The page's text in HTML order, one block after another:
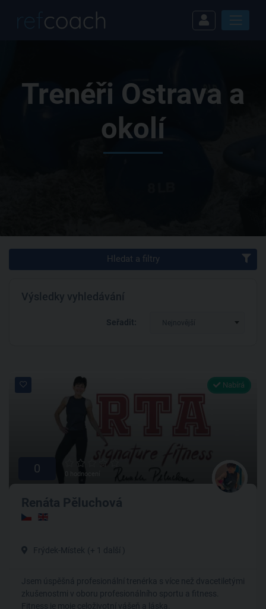
Trenéři Ostrava a
okolí
Hledat a filtry
Výsledky vyhledávání
Seřadit: Nejnovější
Nabírá
0 0 hodnocení
Renáta Pěluchová
Frýdek-Místek (+ 1 další )
Jsem úspěšná profesionální trenérka s více než dvacetiletými
zkušenostmi v oboru profesionálního sportu a fitness.
Fitness je moje celoživotní vášeň a láska.